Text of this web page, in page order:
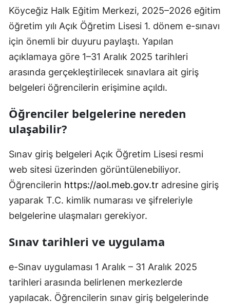
Köyceğiz Halk Eğitim Merkezi, 2025–2026 eğitim
öğretim yılı Açık Öğretim Lisesi 1. dönem e-sınavı
için önemli bir duyuru paylaştı. Yapılan
açıklamaya göre 1–31 Aralık 2025 tarihleri
arasında gerçekleştirilecek sınavlara ait giriş
belgeleri öğrencilerin erişimine açıldı.
Öğrenciler belgelerine nereden
ulaşabilir?
Sınav giriş belgeleri Açık Öğretim Lisesi resmi
web sitesi üzerinden görüntülenebiliyor.
Öğrencilerin https://aol.meb.gov.tr adresine giriş
yaparak T.C. kimlik numarası ve şifreleriyle
belgelerine ulaşmaları gerekiyor.
Sınav tarihleri ve uygulama
e-Sınav uygulaması 1 Aralık – 31 Aralık 2025
tarihleri arasında belirlenen merkezlerde
yapılacak. Öğrencilerin sınav giriş belgelerinde